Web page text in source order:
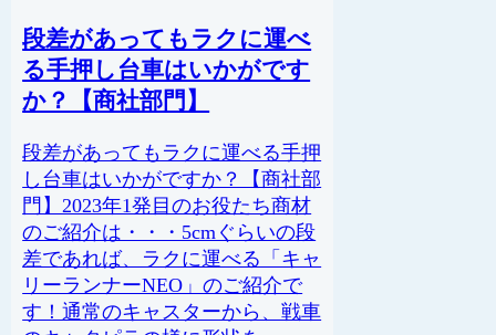
段差があってもラクに運べ
る手押し台車はいかがです
か？【商社部門】
段差があってもラクに運べる手押
し台車はいかがですか？【商社部
門】2023年1発目のお役たち商材
のご紹介は・・・5cmぐらいの段
差であれば、ラクに運べる「キャ
リーランナーNEO」のご紹介で
す！通常のキャスターから、戦車